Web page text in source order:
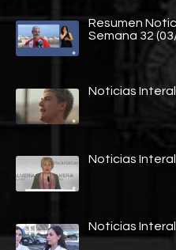
Resumen
Semana 32
Noticias
Noticias
Noticias